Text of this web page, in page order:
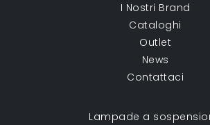
I Nostri Brand
Cataloghi
Outlet
News
Contattaci
Lampade a